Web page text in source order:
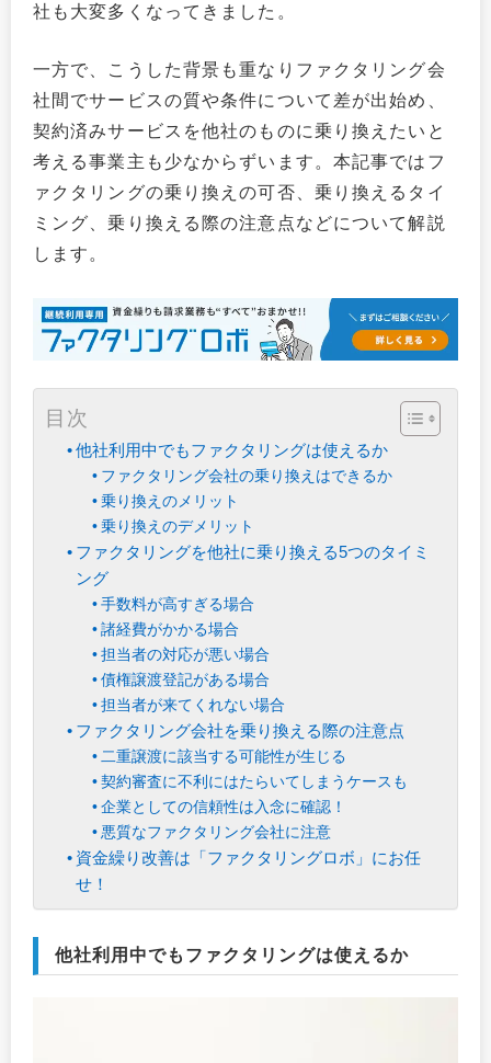
社も大変多くなってきました。
一方で、こうした背景も重なりファクタリング会
社間でサービスの質や条件について差が出始め、
契約済みサービスを他社のものに乗り換えたいと
考える事業主も少なからずいます。本記事ではフ
ァクタリングの乗り換えの可否、乗り換えるタイ
ミング、乗り換える際の注意点などについて解説
します。
目次
他社利用中でもファクタリングは使えるか
ファクタリング会社の乗り換えはできるか
乗り換えのメリット
乗り換えのデメリット
ファクタリングを他社に乗り換える5つのタイミ
ング
手数料が高すぎる場合
諸経費がかかる場合
担当者の対応が悪い場合
債権譲渡登記がある場合
担当者が来てくれない場合
ファクタリング会社を乗り換える際の注意点
二重譲渡に該当する可能性が生じる
契約審査に不利にはたらいてしまうケースも
企業としての信頼性は入念に確認！
悪質なファクタリング会社に注意
資金繰り改善は「ファクタリングロボ」にお任
せ！
他社利用中でもファクタリングは使えるか